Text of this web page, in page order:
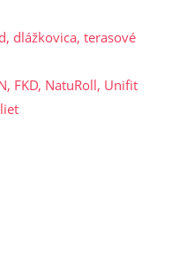
dlážkovica, terasové
FKD, NatuRoll, Unifit